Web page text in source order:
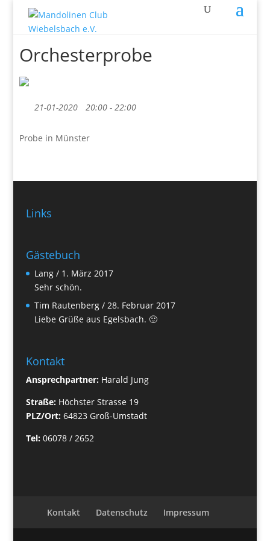
Orchesterprobe
21-01-2020 20:00 - 22:00
Probe in Münster
Links
Gästebuch
Lang/ 1. März 2017
Sehr schön.
Tim Rautenberg/ 28. Februar 2017
Liebe Grüße aus Egelsbach. 🙂
Kontakt
Ansprechpartner:Harald Jung
Straße:Höchster Strasse 19
PLZ/Ort:64823 Groß-Umstadt
Tel:06078 / 2652
Kontakt Datenschutz Impressum